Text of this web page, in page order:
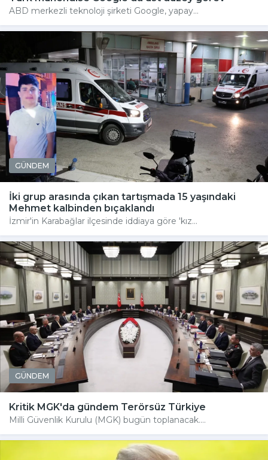
ABD merkezli teknoloji şirketi Google, yapay...
GÜNDEM
İki grup arasında çıkan tartışmada 15 yaşındaki
Mehmet kalbinden bıçaklandı
İzmir'in Karabağlar ilçesinde iddiaya göre 'kız...
GÜNDEM
Kritik MGK'da gündem Terörsüz Türkiye
Milli Güvenlik Kurulu (MGK) bugün toplanacak....